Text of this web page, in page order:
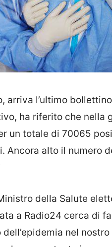
arriva l’ultimo
ha riferito che
un totale di 70065
Ancora alto il numero
della Salute
a Radio24 cerca di
nel